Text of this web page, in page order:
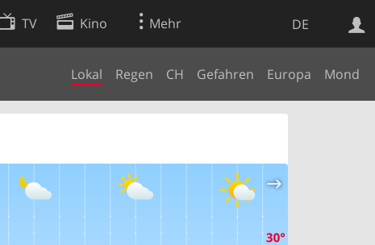
DE
TV Kino Mehr
Lokal Regen CH Gefahren Europa Mond
Websuche